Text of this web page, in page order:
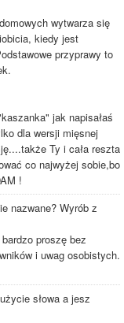
wytwarza się
kiedy jest
przyprawy to
jak napisałaś
dla wersji mięsnej
Ty i cała reszta
co najwyżej sobie,bo
!
nazwane? Wyrób z
proszę bez
i uwag osobistych.
słowa a jesz